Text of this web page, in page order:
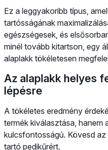
Ez a leggyakoribb típus,
tartósságának
egészségesek, és
minél tovább kitartson, egy
alaplakk tökéletesen
Az alaplakk helyes
lépésre
A tökéletes eredmény
termék kiválasztása, hanem
kulcsfontosságú. Kövesd
tartó pedikűrért.